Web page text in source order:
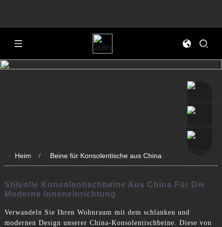
>> Heim Beine für Konsolentische aus China
Stilvolle Konsolentischbeine Aus China Für Die
Moderne Inneneinrichtung
Verwandeln Sie Ihren Wohnraum mit dem schlanken und
modernen Design unserer China-Konsolentischbeine. Diese von